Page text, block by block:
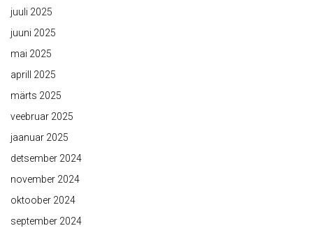
juuli 2025
juuni 2025
mai 2025
aprill 2025
märts 2025
veebruar 2025
jaanuar 2025
detsember 2024
november 2024
oktoober 2024
september 2024